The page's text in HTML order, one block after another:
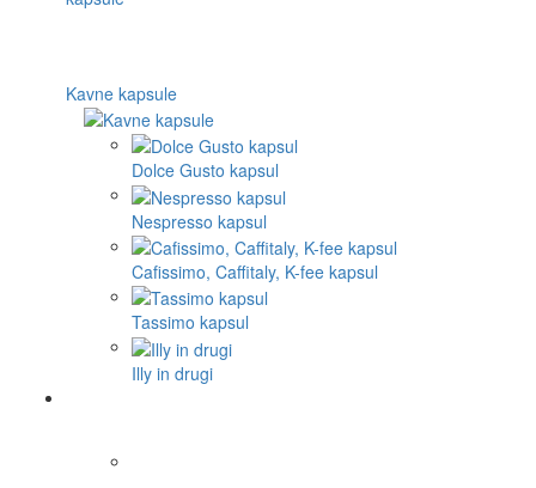
Kavne kapsule
Dolce Gusto kapsul
Nespresso kapsul
Cafissimo, Caffitaly, K-fee kapsul
Tassimo kapsul
Illy in drugi